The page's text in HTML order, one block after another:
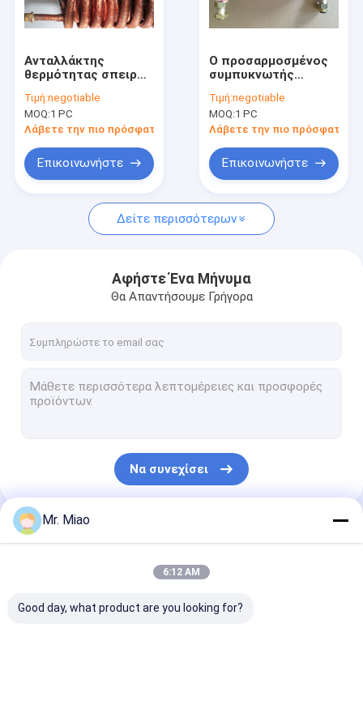
Γύρος εργοστασίων
Ζητήστε ένα απόσπασμα
σπειροειδής?????????? σωλήνας
?????????? σωλήνας χαλκού
Εξωθημένος σωλήνας πτερυγίων
?????????? σωλήνας ανοξείδωτου
Σωλήνας πτερυγίων ανταλλακτών θερμότητας
?????????? σπείρες σωλήνων
Ανταλλάκτης θερμότητας σπειρών πτερυγίων
Ανταλλάκτης
θερμότητας σπειρών
νικελίου
χαλκού/??????????
σπείρες σωλήνων
Τιμή:negotiable
MOQ:1 PC
Λάβετε την πιο πρόσφατη τιμή
Επικοινωνήστε
Ο προσαρμοσμένος
συμπυκνωτής
ψύξη υγρού/
τους??????????
ανταλλάκτες
Τιμή:negotiable
MOQ:1 PC
Λάβετε την πιο πρόσφατη
Επικοινωνήστε
Δείτε περισσότερων
Αφήστε Ένα Μήνυμα
Θα Απαντήσουμε Γρήγορα
Να συνεχίσει
Οι Κατηγορίες Μας
Mr. Miao
6:12 AM
Good day, what product are you looking for?